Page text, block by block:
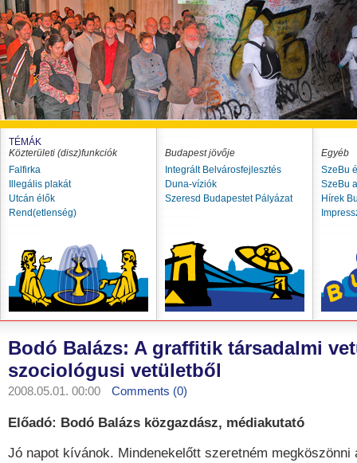
TÉMÁK
Közterületi (disz)funkciók
Falfirka
Illegális plakát
Utcán élők
Rend(etlenség)
Budapest jövője
Integrált Belvárosfejlesztés
Duna-víziók
Szeresd Budapestet Pályázat
Egyéb
SzeBu
SzeBu
Hírek
Bodó Balázs: A graffitik társadalmi
szociológusi vetületből
2008.05.01. 00:00 Comments (0)
Előadó: Bodó Balázs közgazdász, médiakutató
Jó napot kívánok. Mindenekelőtt szeretném megköszönni